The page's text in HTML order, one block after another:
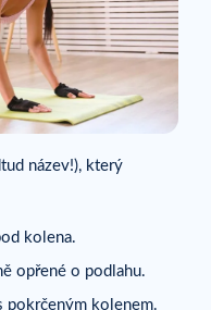
název!), který
kolena.
opřené o podlahu.
pokrčeným kolenem.